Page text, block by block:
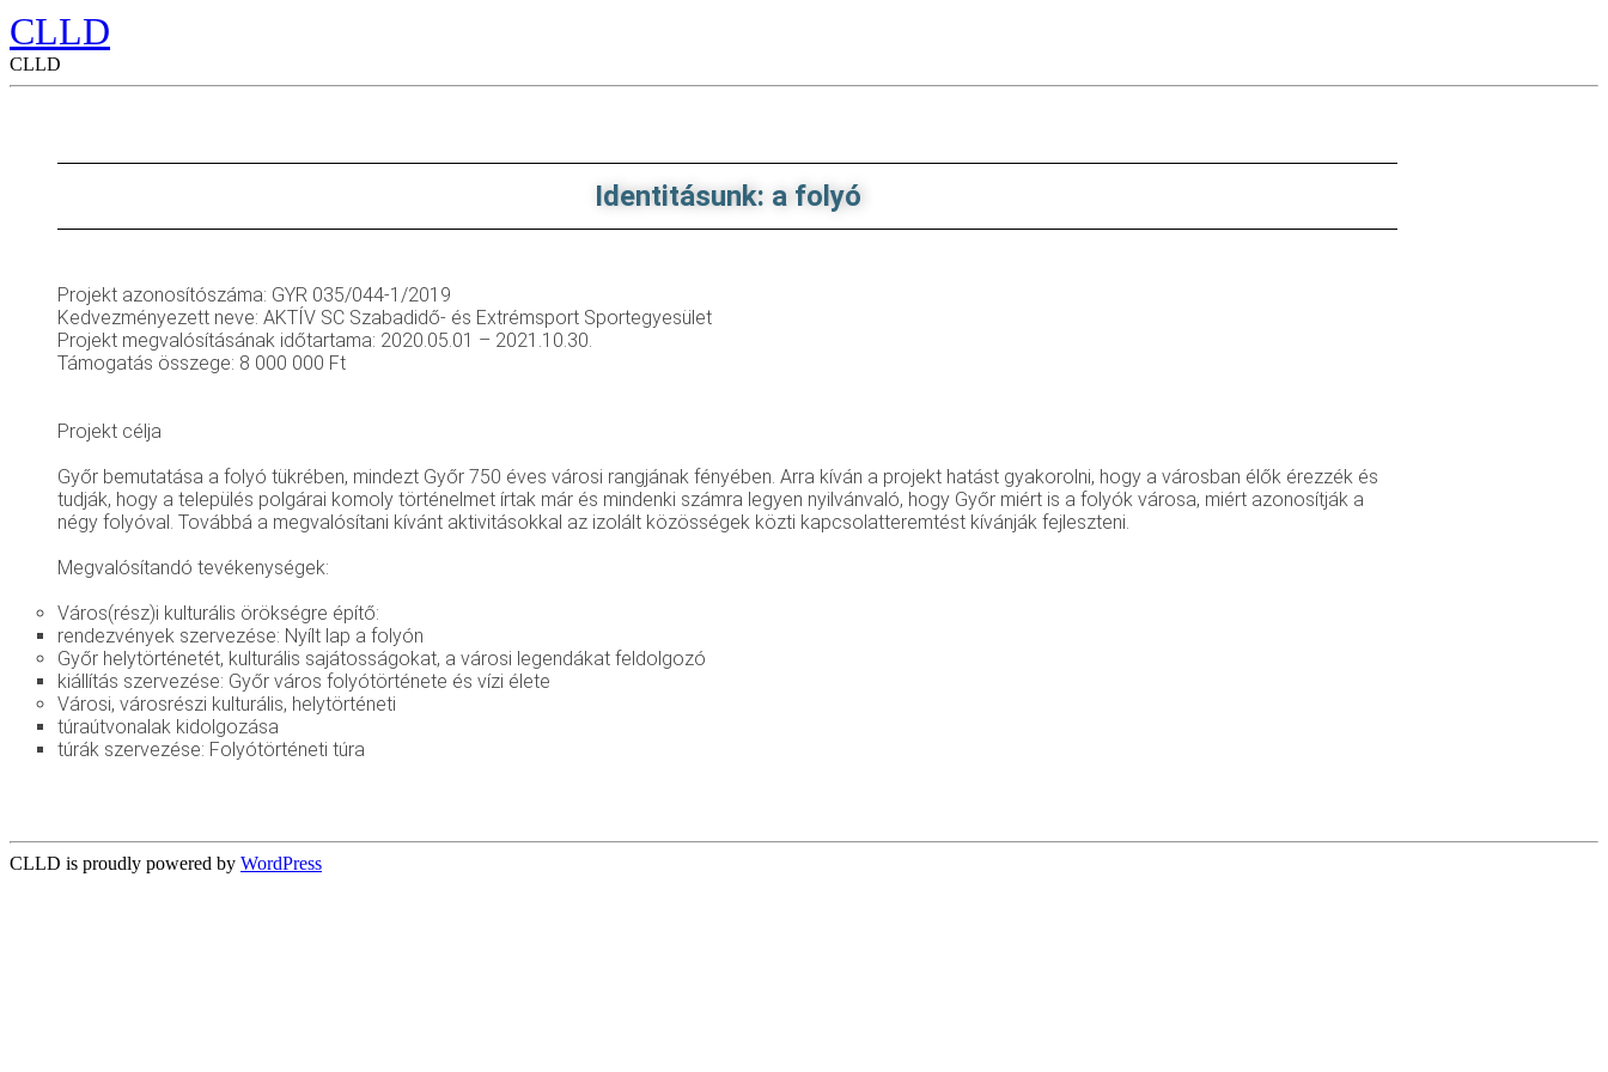
CLLD
CLLD
Identitásunk: a folyó
Projekt azonosítószáma: GYR 035/044-1/2019
Kedvezményezett neve: AKTÍV SC Szabadidő- és Extrémsport Sportegyesület
Projekt megvalósításának időtartama: 2020.05.01 – 2021.10.30.
Támogatás összege: 8 000 000 Ft
Projekt célja
Győr bemutatása a folyó tükrében, mindezt Győr 750 éves városi rangjának fényében. Arra kíván a projekt hatást gyakorolni, hogy a városban élők érezzék és
tudják, hogy a település polgárai komoly történelmet írtak már és mindenki számra legyen nyilvánvaló, hogy Győr miért is a folyók városa, miért azonosítják a
négy folyóval. Továbbá a megvalósítani kívánt aktivitásokkal az izolált közösségek közti kapcsolatteremtést kívánják fejleszteni.
Megvalósítandó tevékenységek:
Város(rész)i kulturális örökségre építő:
rendezvények szervezése: Nyílt lap a folyón
Győr helytörténetét, kulturális sajátosságokat, a városi legendákat feldolgozó
kiállítás szervezése: Győr város folyótörténete és vízi élete
Városi, városrészi kulturális, helytörténeti
túraútvonalak kidolgozása
túrák szervezése: Folyótörténeti túra
CLLD is proudly powered by WordPress